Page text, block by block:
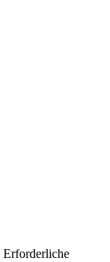
Erforderliche